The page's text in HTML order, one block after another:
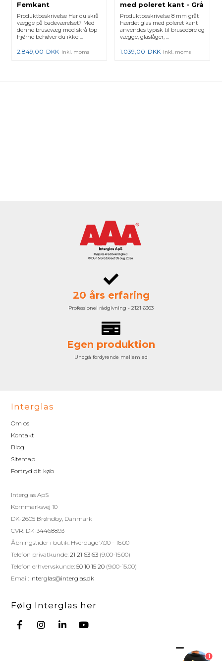
Femkant
Produktbeskrivelse Har du skrå
vægge på badeværelset? Med
denne brusevæg med skrå top
hjørne behøver du ikke ...
2.849,00 DKK inkl. moms
med poleret kant - Grå
Produktbeskrivelse 8 mm gråt
hærdet glas med poleret kant
anvendes typisk til brusedøre og
vægge, glaslåger, ...
1.039,00 DKK inkl. moms
20 års erfaring
Professionel rådgivning - 2121 6363
Egen produktion
Undgå fordyrende mellemled
Interglas
Om os
Kontakt
Blog
Sitemap
Fortryd dit køb
Interglas ApS
Kornmarksvej 10
DK-2605 Brøndby, Danmark
CVR: DK-34468893
Åbningstider i butik: Hverdage 7.00 - 16.00
Telefon privatkunde:21 21 63 63 (9.00-15.00)
Telefon erhvervskunde:50 10 15 20 (9.00-15.00)
Email: interglas@interglas.dk
Følg Interglas her
1